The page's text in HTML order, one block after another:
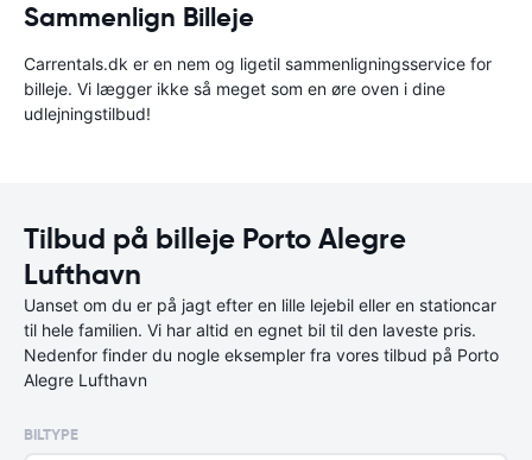
Sammenlign Billeje
Carrentals.dk er en nem og ligetil sammenligningsservice for
billeje. Vi lægger ikke så meget som en øre oven i dine
udlejningstilbud!
Tilbud på billeje Porto Alegre
Lufthavn
Uanset om du er på jagt efter en lille lejebil eller en stationcar
til hele familien. Vi har altid en egnet bil til den laveste pris.
Nedenfor finder du nogle eksempler fra vores tilbud på Porto
Alegre Lufthavn
BILTYPE